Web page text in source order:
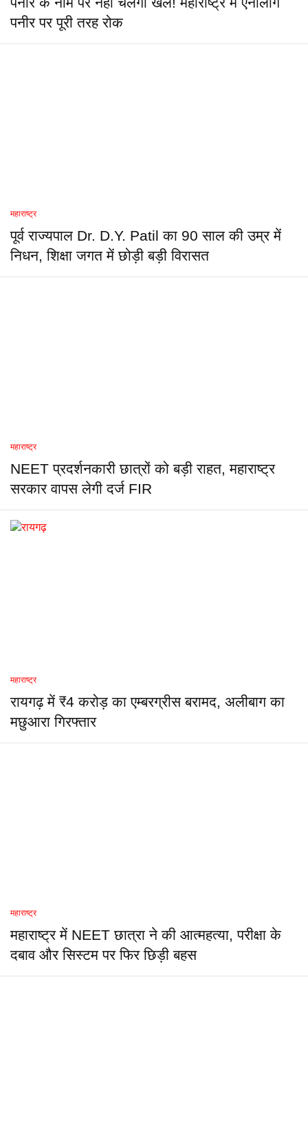
पनीर पर पूरी तरह रोक
महाराष्ट्र
पूर्व राज्यपाल Dr. D.Y. Patil का 90 साल की उम्र में
निधन, शिक्षा जगत में छोड़ी बड़ी विरासत
महाराष्ट्र
NEET प्रदर्शनकारी छात्रों को बड़ी राहत, महाराष्ट्र
सरकार वापस लेगी दर्ज FIR
महाराष्ट्र
रायगढ़ में ₹4 करोड़ का एम्बरग्रीस बरामद, अलीबाग का
मछुआरा गिरफ्तार
महाराष्ट्र
महाराष्ट्र में NEET छात्रा ने की आत्महत्या, परीक्षा के
दबाव और सिस्टम पर फिर छिड़ी बहस